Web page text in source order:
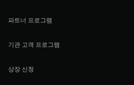
파트너 프로그램
기관 고객 프로그램
상장 신청